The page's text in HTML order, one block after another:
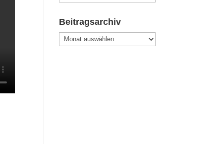
Beitragsarchiv
Beitragsarchiv